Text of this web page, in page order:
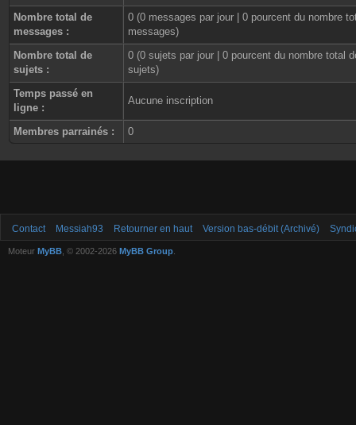
Nombre total de
messages :
0 (0 messages par jour | 0 pourcent du nombre
messages)
Nombre total de
sujets :
0 (0 sujets par jour | 0 pourcent du nombre total
sujets)
Temps passé en
ligne :
Aucune inscription
Membres parrainés : 0
Contact Messiah93 Retourner en haut Version bas-débit (Archivé)
Moteur MyBB , © 2002-2026 MyBB Group